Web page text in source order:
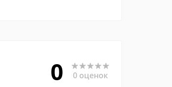
0 0 оценок